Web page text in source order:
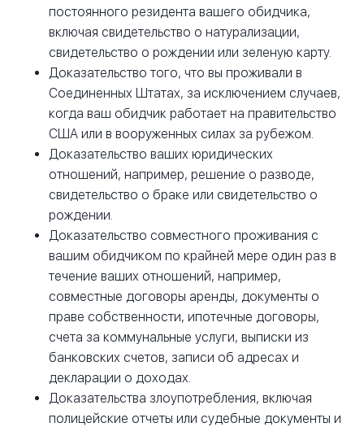
постоянного резидента вашего обидчика,
включая свидетельство о натурализации,
свидетельство о рождении или зеленую карту.
Доказательство того, что вы проживали в
Соединенных Штатах, за исключением случаев,
когда ваш обидчик работает на правительство
США или в вооруженных силах за рубежом.
Доказательство ваших юридических
отношений, например, решение о разводе,
свидетельство о браке или свидетельство о
рождении.
Доказательство совместного проживания с
вашим обидчиком по крайней мере один раз в
течение ваших отношений, например,
совместные договоры аренды, документы о
праве собственности, ипотечные договоры,
счета за коммунальные услуги, выписки из
банковских счетов, записи об адресах и
декларации о доходах.
Доказательства злоупотребления, включая
полицейские отчеты или судебные документы и